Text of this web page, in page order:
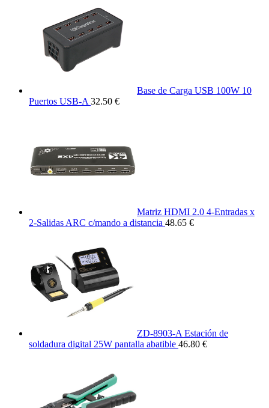
Base de Carga USB 100W 10
Puertos USB-A 32.50 €
Matriz HDMI 2.0 4-Entradas x
2-Salidas ARC c/mando a distancia 48.65 €
ZD-8903-A Estación de
soldadura digital 25W pantalla abatible 46.80 €